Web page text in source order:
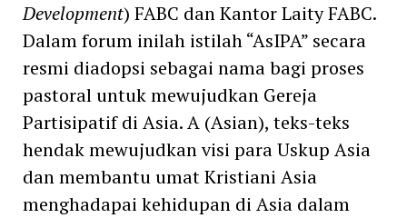
Development) FABC dan Kantor Laity FABC.
Dalam forum inilah istilah “AsIPA” secara
resmi diadopsi sebagai nama bagi proses
pastoral untuk mewujudkan Gereja
Partisipatif di Asia. A (Asian), teks-teks
hendak mewujudkan visi para Uskup Asia
dan membantu umat Kristiani Asia
menghadapai kehidupan di Asia dalam